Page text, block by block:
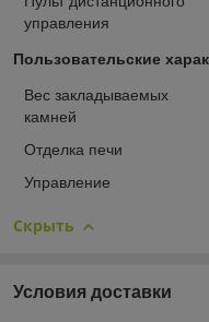
управления
Пользовательские
Вес закладываемых
камней
Отделка печи
Управление
Скрыть
Условия доставки